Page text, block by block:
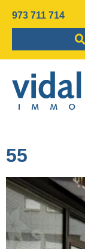
973 711 714
55